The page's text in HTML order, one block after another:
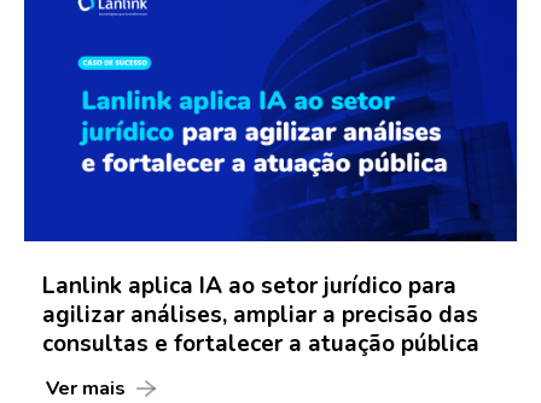
Lanlink aplica IA ao setor jurídico para
agilizar análises, ampliar a precisão das
consultas e fortalecer a atuação pública
Ver mais